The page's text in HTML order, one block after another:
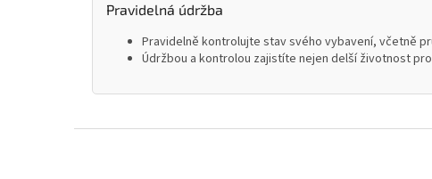
Pravidelná údržba
Pravidelně kontrolujte stav svého vybavení, včetně
Údržbou a kontrolou zajistíte nejen delší životnost